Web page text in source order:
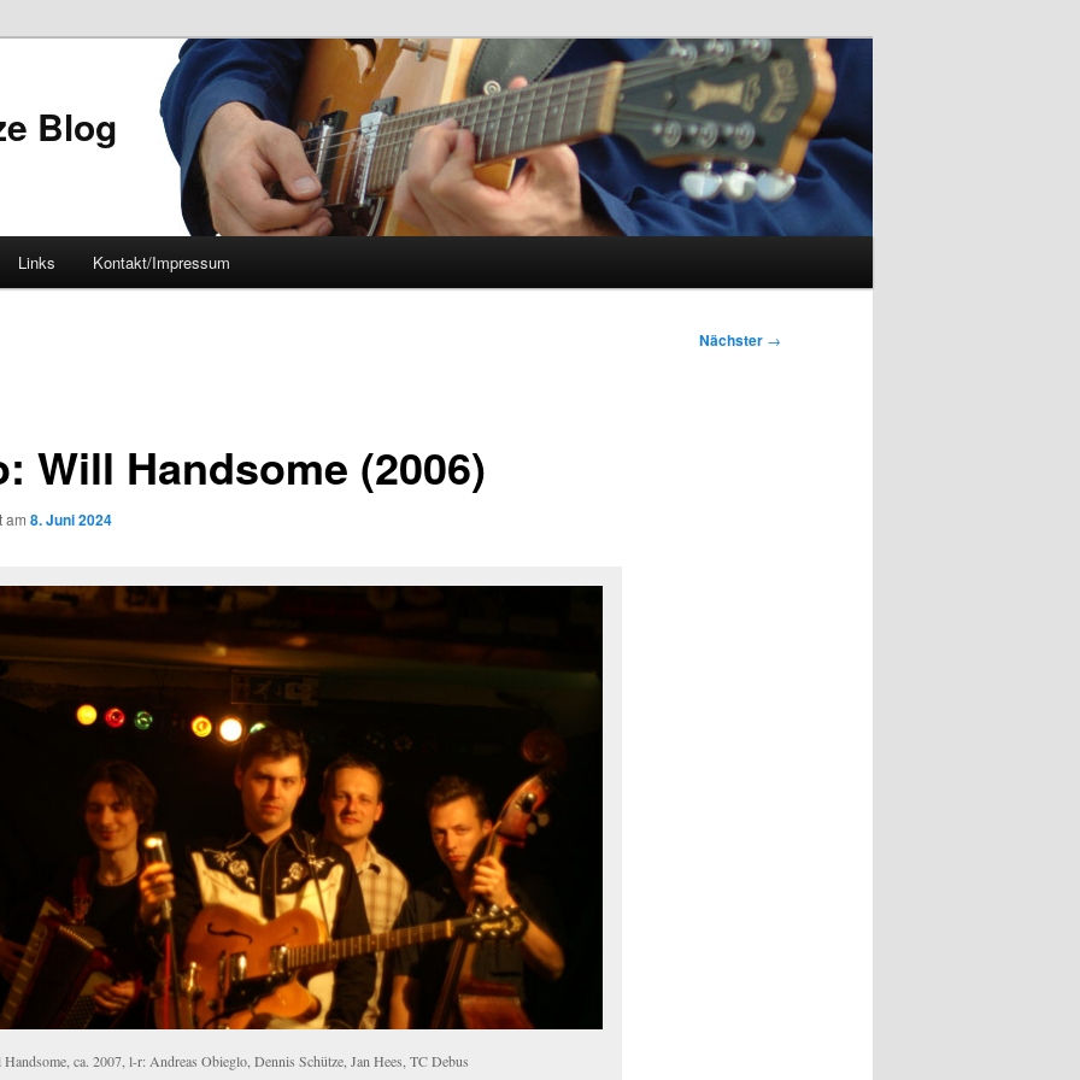
Blog
Links Kontakt/Impressum
Nächster →
Will Handsome (2006)
am 8. Juni 2024
ca. 2007, l-r: Andreas Obieglo, Dennis Schütze, Jan Hees, TC Debus